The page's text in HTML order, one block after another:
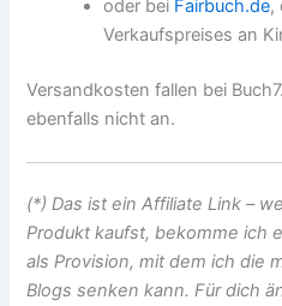
oder bei Fairbuch.de,
Verkaufspreises an
Versandkosten fallen bei
ebenfalls nicht an.
(*) Das ist ein Affiliate Link –
Produkt kaufst, bekomme ich
als Provision, mit dem ich die
Blogs senken kann. Für dich